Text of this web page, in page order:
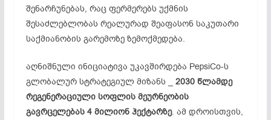
შენარჩუნებას, რაც ფერმერებს უქმნის
შესაძლებლობას რეალურად შეაფასონ საკუთარი
საქმიანობის გარემოზე ზემოქმედება.
აღნიშნული ინიციატივა უკავშირდება PepsiCo-ს
გლობალურ სტრატეგიულ მიზანს _ 2030 წლამდე
რეგენერაციული სოფლის მეურნეობის
გავრცელებას4 მილიონ ჰექტარზე. ამ დროისთვის,